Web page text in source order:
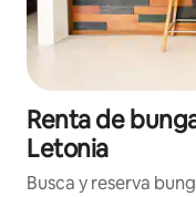
Renta de
Letonia
Busca y reserva